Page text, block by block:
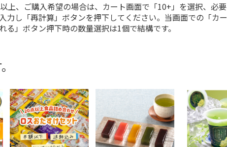
上、ご購入希望の場合は、カート画面で「10+」を選択、必要
力し「再計算」ボタンを押下してください。当画面での「カー
る」ボタン押下時の数量選択は1個で結構です。